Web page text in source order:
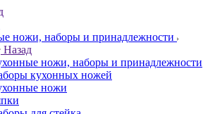
ножи, наборы и принадлежности
Назад
ножи, наборы и принадлежности
кухонных ножей
ножи